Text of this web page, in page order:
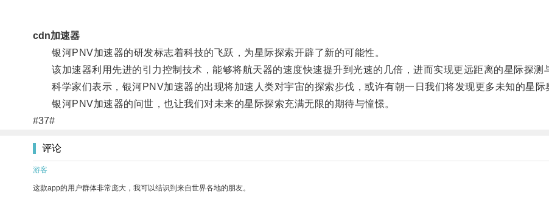
cdn加速器
银河PNV加速器的研发标志着科技的飞跃，为星际探索开辟了新的可能性。
该加速器利用先进的引力控制技术，能够将航天器的速度快速提升到光速的几倍，进而实现更远距离的星际探测
科学家们表示，银河PNV加速器的出现将加速人类对宇宙的探索步伐，或许有朝一日我们将发现更多未知的星际
银河PNV加速器的问世，也让我们对未来的星际探索充满无限的期待与憧憬。
#37#
评论
游客
这款app的用户群体非常庞大，我可以结识到来自世界各地的朋友。